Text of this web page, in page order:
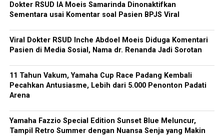
Dokter RSUD IA Moeis Samarinda Dinonaktifkan
Sementara usai Komentar soal Pasien BPJS Viral
Viral Dokter RSUD Inche Abdoel Moeis Diduga Komentari
Pasien di Media Sosial, Nama dr. Renanda Jadi Sorotan
11 Tahun Vakum, Yamaha Cup Race Padang Kembali
Pecahkan Antusiasme, Lebih dari 5.000 Penonton Padati
Arena
Yamaha Fazzio Special Edition Sunset Blue Meluncur,
Tampil Retro Summer dengan Nuansa Senja yang Makin